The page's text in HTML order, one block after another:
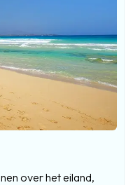
over het eiland,